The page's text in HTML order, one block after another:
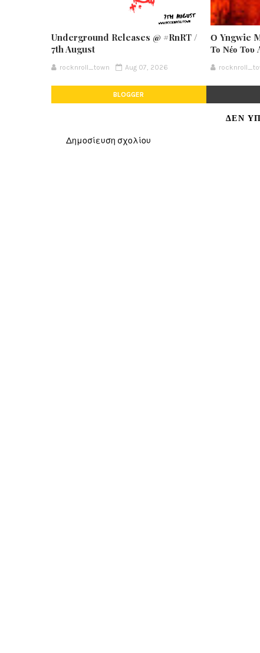
Underground Releases @ #RnRT /
7th August
rocknroll_town Aug 07, 2026
Ο Yngwie
Το Νέο Του
BLOGGER
ΔΕΝ
Δημοσίευση σχολίου